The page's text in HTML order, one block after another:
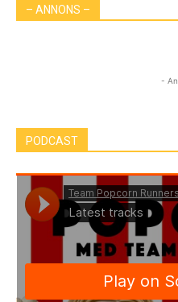
– ANNONS –
-
PODCAST